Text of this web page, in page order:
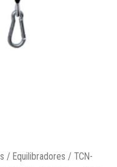
/ Equilibradores / TCN-